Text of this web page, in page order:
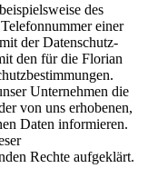
des
einer
der Datenschutz-
den für die Florian
Unternehmen die
von uns erhobenen,
Daten informieren.
Rechte aufgeklärt.